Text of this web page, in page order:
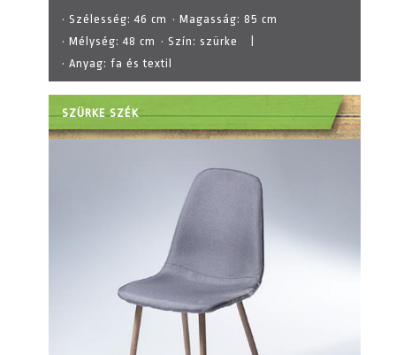
· Szélesség:46 cm · Magasság: 85 cm
· Mélység:48 cm · Szín: szürke
· Anyag: fa és textil
SZÜRKE SZÉK